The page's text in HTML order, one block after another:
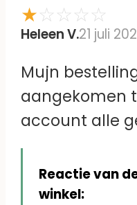
★☆☆☆☆
Heleen V.21 juli
Mujn
aangekomen
account alle
kloppen.Ik heb
naamstickers
besteld.
Reactie van
winkel: